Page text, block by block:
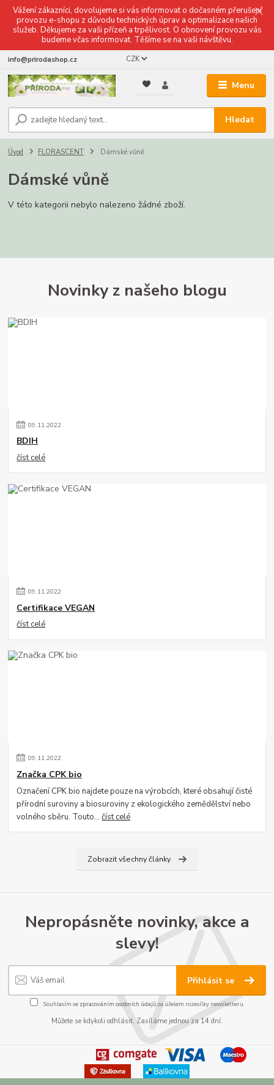
Vážení zákazníci, dovolujeme si vás informovat o dočasném přerušení
provozu e-shopu z důvodu technických úprav a optimalizace našich
služeb. Děkujeme za vaši přízeň a trpělivost. O obnovení provozu vás
budeme včas informovat. Těšíme se na vaši návštěvu.
Menu
CZK
Hledat
info@prirodashop.cz
Úvod FLORASCENT Dámské vůně
Dámské vůně
V této kategorii nebylo nalezeno žádné zboží.
Novinky z našeho blogu
09.11.2022
BDIH
číst celé
09.11.2022
Certifikace VEGAN
číst celé
09.11.2022
Značka CPK bio
Označení CPK bio najdete pouze na výrobcích, které obsahují čisté
přírodní suroviny a biosuroviny z ekologického zemědělství nebo
volného sběru. Touto...číst celé
Zobrazit všechny články
Nepropásněte novinky, akce a
slevy!
Přihlásit se
Souhlasím se zpracováním osobních údajůza účelem rozesílky newsletteru.
Můžete se kdykoli odhlásit. Zasíláme jednou za 14 dní.